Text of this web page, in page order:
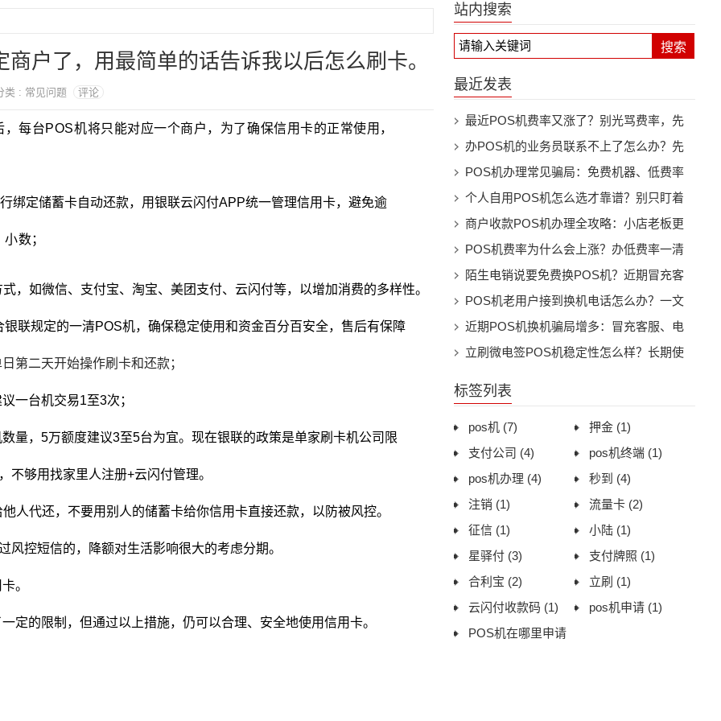
户了，用最简单的话告诉我以后怎么刷卡。
类 : 常见问题 评论
每台POS机将只能对应一个商户，为了确保信用卡的正常使用，
绑定储蓄卡自动还款， 用银联云闪付APP统一管理信用卡， 避免逾
数；
，如微信、支付宝、淘宝、美团支付、云闪付等，以增加消费的多样性。
联规定的一清POS机，确保稳定使用和资金百分百安全，售后有保障
第二天开始操作刷卡和还款；
一台机交易1至3次；
量，5万额度建议3至5台为宜。现在银联的政策是单家刷卡机公司限
不够用找家里人注册+云闪付管理。
人代还，不要用别人的储蓄卡给你信用卡直接还款，以防被风控。
风控短信的，降额对生活影响很大的考虑分期。
。
定的限制，但通过以上措施，仍可以合理、安全地使用信用卡。
站内搜索
搜索
最近发表
最近POS机费率又涨了？别光骂费率，先
看机器还能不能继续用
办POS机的业务员联系不上了怎么办？先
别慌，按这几步处理
POS机办理常见骗局：免费机器、低费率
和押金套路别踩坑
个人自用POS机怎么选才靠谱？别只盯着
费率看
商户收款POS机办理全攻略：小店老板更
该注意这些细节
POS机费率为什么会上涨？办低费率一清
机前先看懂这些事
陌生电销说要免费换POS机？近期冒充客
服换机骗局提醒
POS机老用户接到换机电话怎么办？一文
看懂防骗要点
近期POS机换机骗局增多：冒充客服、电
销升级、押金陷阱都要警惕
立刷微电签POS机稳定性怎么样？长期使
标签列表
pos机 (7) 押金 (1)
支付公司 (4) pos机终端 (1)
pos机办理 (4) 秒到 (4)
注销 (1) 流量卡 (2)
征信 (1) 小陆 (1)
星驿付 (3) 支付牌照 (1)
合利宝 (2) 立刷 (1)
云闪付收款码 (1) pos机申请 (1)
POS机在哪里申请